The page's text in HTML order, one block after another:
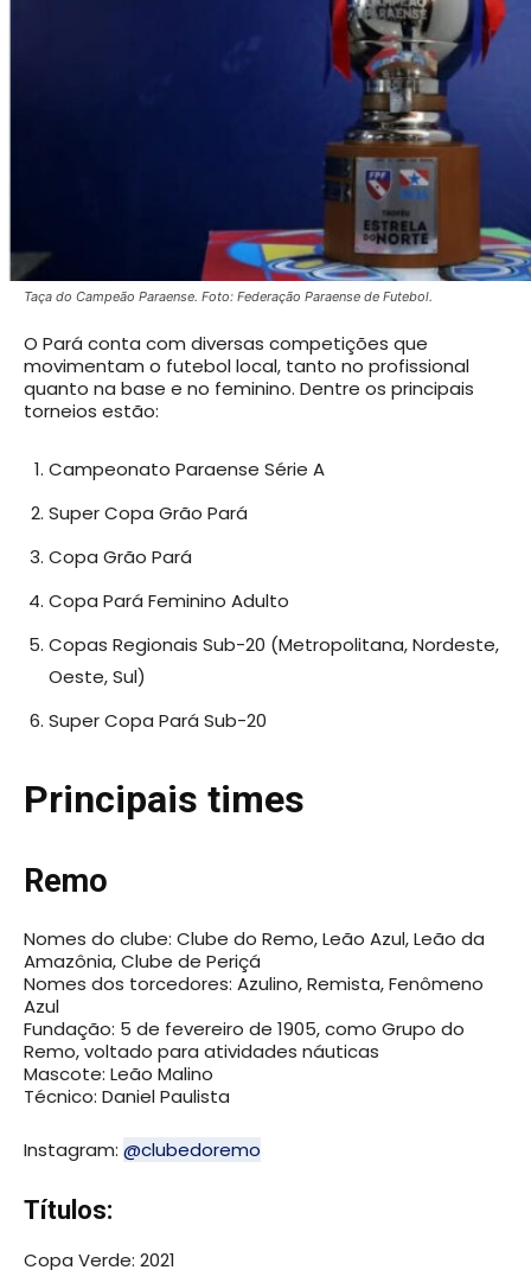
Taça do Campeão Paraense. Foto: Federação Paraense de Futebol.
O Pará conta com diversas competições que
movimentam o futebol local, tanto no profissional
quanto na base e no feminino. Dentre os principais
torneios estão:
Campeonato Paraense Série A
Super Copa Grão Pará
Copa Grão Pará
Copa Pará Feminino Adulto
Copas Regionais Sub-20 (Metropolitana, Nordeste,
Oeste, Sul)
Super Copa Pará Sub-20
Principais times
Remo
Nomes do clube: Clube do Remo, Leão Azul, Leão da
Amazônia, Clube de Periçá
Nomes dos torcedores: Azulino, Remista, Fenômeno
Azul
Fundação: 5 de fevereiro de 1905, como Grupo do
Remo, voltado para atividades náuticas
Mascote: Leão Malino
Técnico: Daniel Paulista
Instagram: @clubedoremo
Títulos:
Copa Verde: 2021